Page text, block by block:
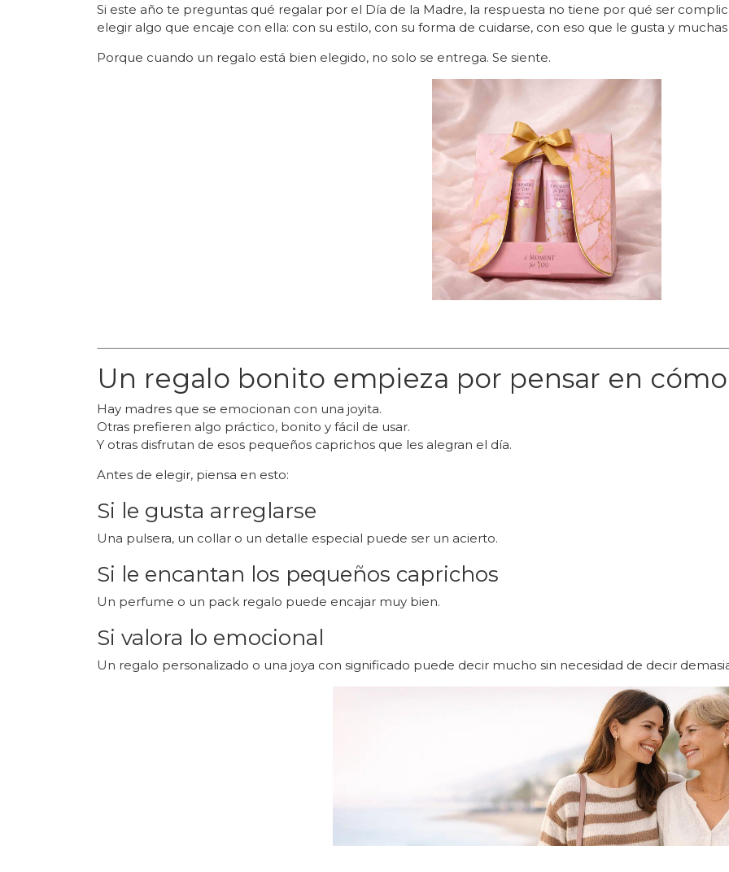
Si este año te preguntas qué regalar por el Día de la Madre, la respuesta no tiene por qué ser
elegir algo que encaje con ella: con su estilo, con su forma de cuidarse, con eso que le gusta y
Porque cuando un regalo está bien elegido, no solo se entrega. Se siente.
Un regalo bonito empieza por pensar en
Hay madres que se emocionan con una joyita.
Otras prefieren algo práctico, bonito y fácil de usar.
Y otras disfrutan de esos pequeños caprichos que les alegran el día.
Antes de elegir, piensa en esto:
Si le gusta arreglarse
Una pulsera, un collar o un detalle especial puede ser un acierto.
Si le encantan los pequeños caprichos
Un perfume o un pack regalo puede encajar muy bien.
Si valora lo emocional
Un regalo personalizado o una joya con significado puede decir mucho sin necesidad de decir